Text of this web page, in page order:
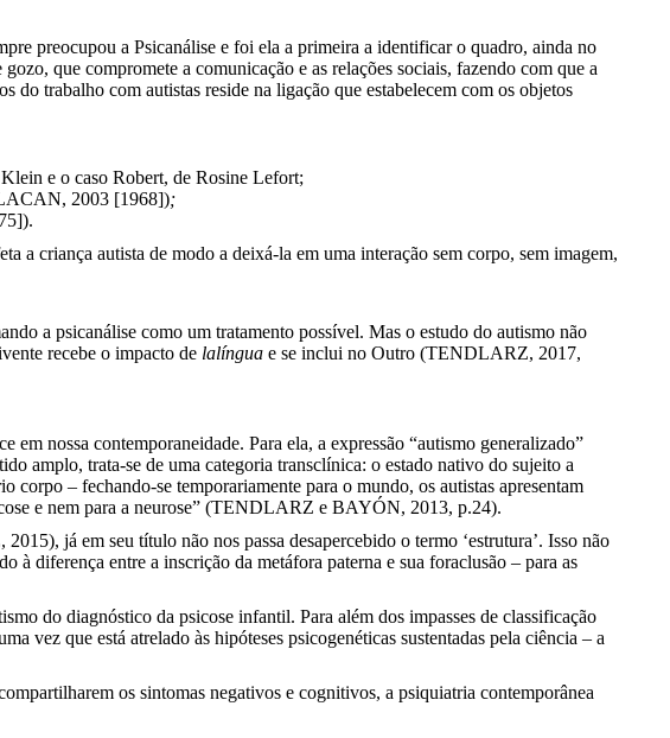
preocupou a Psicanálise e foi ela a primeira a identificar o quadro, ainda no
que compromete a comunicação e as relações sociais, fazendo com que a
do trabalho com autistas reside na ligação que estabelecem com os objetos
e o caso Robert, de Rosine Lefort;
2003 [1968]);
a criança autista de modo a deixá-la em uma interação sem corpo, sem imagem,
a psicanálise como um tratamento possível. Mas o estudo do autismo não
recebe o impacto de lalíngua e se inclui no Outro (TENDLARZ, 2017,
nossa contemporaneidade. Para ela, a expressão “autismo generalizado”
amplo, trata-se de uma categoria transclínica: o estado nativo do sujeito a
– fechando-se temporariamente para o mundo, os autistas apresentam
e nem para a neurose” (TENDLARZ e BAYÓN, 2013, p.24).
já em seu título não nos passa desapercebido o termo ‘estrutura’. Isso não
à diferença entre a inscrição da metáfora paterna e sua foraclusão – para as
do diagnóstico da psicose infantil. Para além dos impasses de classificação
vez que está atrelado às hipóteses psicogenéticas sustentadas pela ciência – a
os sintomas negativos e cognitivos, a psiquiatria contemporânea